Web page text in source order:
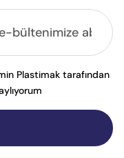
Plastimak tarafından